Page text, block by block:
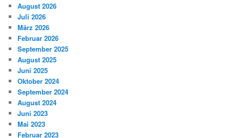
August 2026
Juli 2026
März 2026
Februar 2026
September 2025
August 2025
Juni 2025
Oktober 2024
September 2024
August 2024
Juni 2023
Mai 2023
Februar 2023